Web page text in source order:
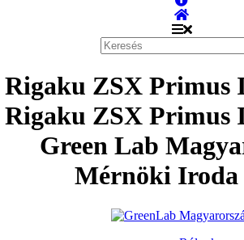
Rigaku ZSX Primus
Rigaku ZSX Primus
Green Lab
Mérnöki